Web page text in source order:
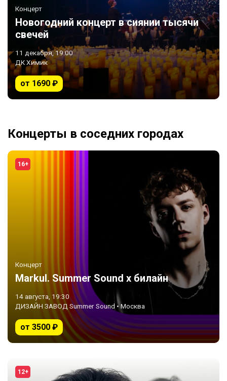
Концерт
Новогодний концерт в сиянии тысячи
свечей
11 декабря, 19:00
ДК Химик
от 1690 ₽
Концерты в соседних городах
16+
Концерт
Markul. Summer Sound х билайн
14 августа, 19:30
ДИЗАЙН ЗАВОД Summer Sound • Москва
от 3500 ₽
12+